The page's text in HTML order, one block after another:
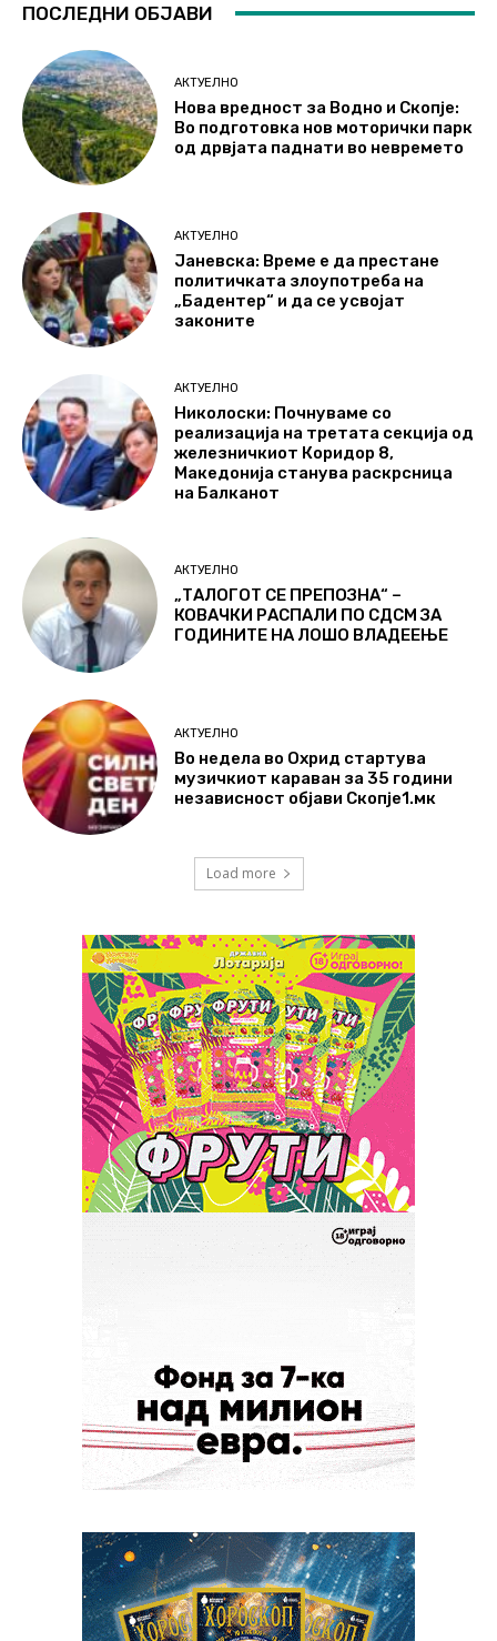
ПОСЛЕДНИ ОБЈАВИ
АКТУЕЛНО
Нова вредност за Водно и Скопје:
Во подготовка нов моторички парк
од дрвјата паднати во невремето
АКТУЕЛНО
Јаневска: Време е да престане
политичката злоупотреба на
„Бадентер“ и да се усвојат
законите
АКТУЕЛНО
Николоски: Почнуваме со
реализација на третата секција од
железничкиот Коридор 8,
Македонија станува раскрсница
на Балканот
АКТУЕЛНО
„ТАЛОГОТ СЕ ПРЕПОЗНА“ –
КОВАЧКИ РАСПАЛИ ПО СДСМ ЗА
ГОДИНИТЕ НА ЛОШО ВЛАДЕЕЊЕ
АКТУЕЛНО
Во недела во Охрид стартува
музичкиот караван за 35 години
независност објави Скопје1.мк
Load more